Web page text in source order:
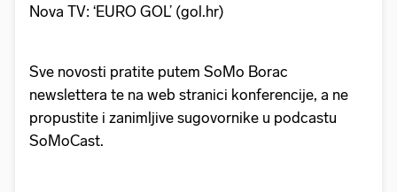
Nova TV: ‘EURO GOL’ (gol.hr)
Sve novosti pratite putem SoMo Borac
newslettera te na web stranici konferencije, a ne
propustite i zanimljive sugovornike u podcastu
SoMoCast.